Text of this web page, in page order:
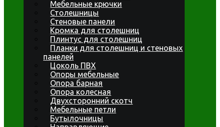
Мебельные крючки
Столешницы
Стеновые панели
Кромка для столешниц
Плинтус для столешниц
Планки для столешниц и стеновых
панелей
Цоколь ПВХ
Опоры мебельные
Опора барная
Опора колесная
Двухсторонний скотч
Мебельные петли
Бутылочницы